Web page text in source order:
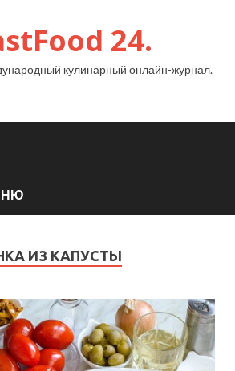
24.
кулинарный онлайн-журнал.
ИЗ КАПУСТЫ